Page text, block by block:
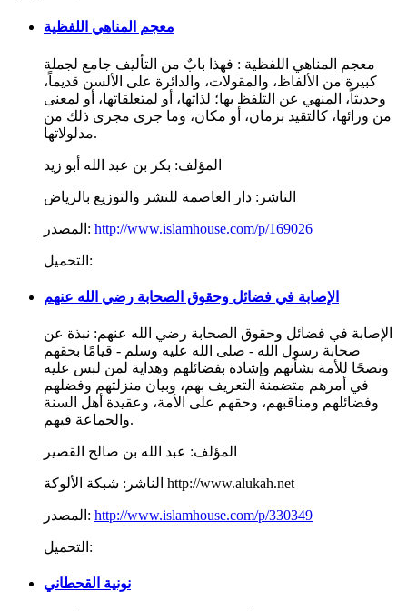
معجم المناهي اللفظية
معجم المناهي اللفظية : فهذا بابٌ من التأليف جامع لجملة
كبيرة من الألفاظ، والمقولات، والدائرة على الألسن قديماً،
وحديثاً، المنهي عن التلفظ بها؛ لذاتها، أو لمتعلقاتها، أو لمعنى
من ورائها، كالتقيد بزمان، أو مكان، وما جرى مجرى ذلك من
مدلولاتها.
المؤلف: بكر بن عبد الله أبو زيد
الناشر: دار العاصمة للنشر والتوزيع بالرياض
المصدر: http://www.islamhouse.com/p/169026
التحميل:
الإصابة في فضائل وحقوق الصحابة رضي الله عنهم
الإصابة في فضائل وحقوق الصحابة رضي الله عنهم: نبذة عن
صحابة رسول الله - صلى الله عليه وسلم - قيامًا بحقهم
ونصحًا للأمة بشأنهم وإشادة بفضائلهم وهداية لمن لبس عليه
في أمرهم متضمنة التعريف بهم، وبيان منزلتهم وفضلهم
وفضائلهم ومناقبهم، وحقهم على الأمة، وعقيدة أهل السنة
والجماعة فيهم.
المؤلف: عبد الله بن صالح القصير
الناشر: شبكة الألوكة http://www.alukah.net
المصدر: http://www.islamhouse.com/p/330349
التحميل:
نونية القحطاني